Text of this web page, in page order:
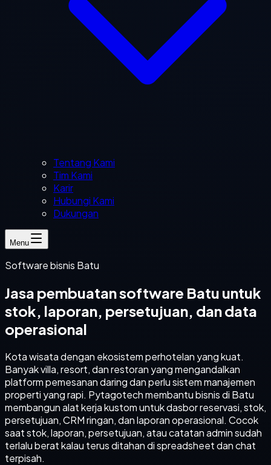
Tentang Kami
Tim Kami
Karir
Hubungi Kami
Dukungan
Menu
Software bisnis Batu
Jasa pembuatan software Batu untuk
stok, laporan, persetujuan, dan data
operasional
Kota wisata dengan ekosistem perhotelan yang kuat.
Banyak villa, resort, dan restoran yang mengandalkan
platform pemesanan daring dan perlu sistem manajemen
properti yang rapi. Pytagotech membantu bisnis di Batu
membangun alat kerja kustom untuk dasbor reservasi, stok,
persetujuan, CRM ringan, dan laporan operasional. Cocok
saat stok, laporan, persetujuan, atau catatan admin sudah
terlalu berat kalau terus ditahan di spreadsheet dan chat
terpisah.